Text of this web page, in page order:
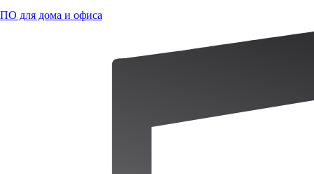
ПО для дома и офиса